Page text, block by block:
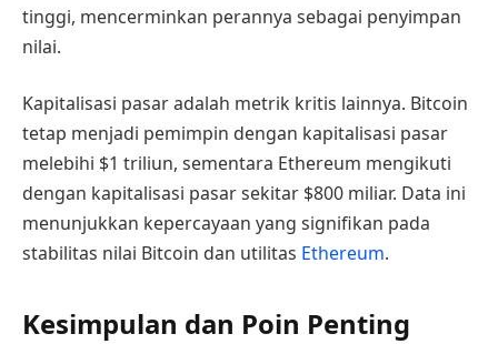
tinggi, mencerminkan perannya sebagai penyimpan
nilai.
Kapitalisasi pasar adalah metrik kritis lainnya. Bitcoin
tetap menjadi pemimpin dengan kapitalisasi pasar
melebihi $1 triliun, sementara Ethereum mengikuti
dengan kapitalisasi pasar sekitar $800 miliar. Data ini
menunjukkan kepercayaan yang signifikan pada
stabilitas nilai Bitcoin dan utilitas Ethereum.
Kesimpulan dan Poin Penting